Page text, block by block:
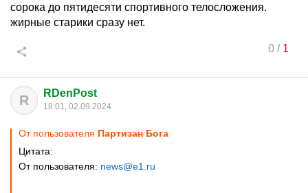
сорока до пятидесяти спортивного телосложения.
жирные старики сразу нет.
0/ 1
R RDenPost
18:01, 02.09.2024
От пользователя Партизан Бога
Цитата:
От пользователя: news@e1.ru